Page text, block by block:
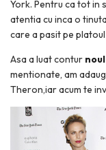
York. Pentru ca tot in
atentia cu inca o
care a pasit pe
Asa a luat contur
mentionate, am
Theron,iar acum te